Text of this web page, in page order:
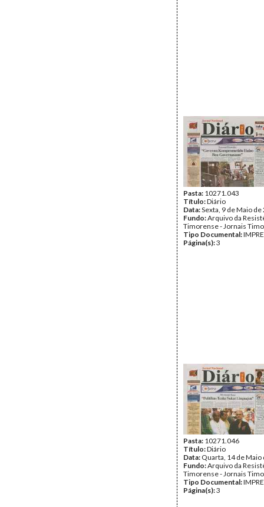
Pasta: 10271.043
Título:Diário
Data:Sexta, 9 de Maio de
Fundo:Arquivo da
Timorense - Jornais
Tipo Documental:
Página(s):3
Pasta: 10271.046
Título:Diário
Data: Quarta, 14 de Maio
Fundo:Arquivo da
Timorense - Jornais
Tipo Documental:
Página(s):3